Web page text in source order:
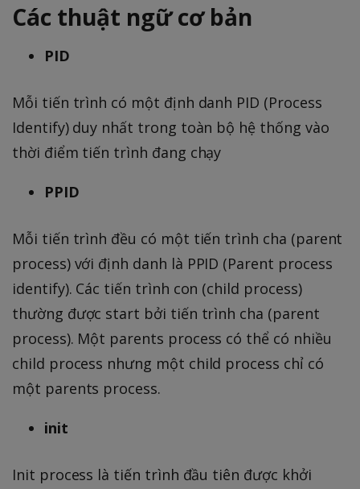
Các thuật ngữ cơ bản
PID
Mỗi tiến trình có một định danh PID (Process
Identify) duy nhất trong toàn bộ hệ thống vào
thời điểm tiến trình đang chạy
PPID
Mỗi tiến trình đều có một tiến trình cha (parent
process) với định danh là PPID (Parent process
identify). Các tiến trình con (child process)
thường được start bởi tiến trình cha (parent
process). Một parents process có thể có nhiều
child process nhưng một child process chỉ có
một parents process.
init
Init process là tiến trình đầu tiên được khởi